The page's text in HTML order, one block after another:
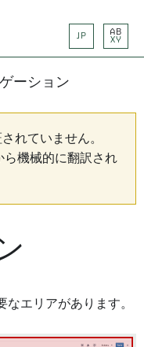
JP
AB
XY
ーション
れていません。
ら機械的に翻訳され
エリアがあります。